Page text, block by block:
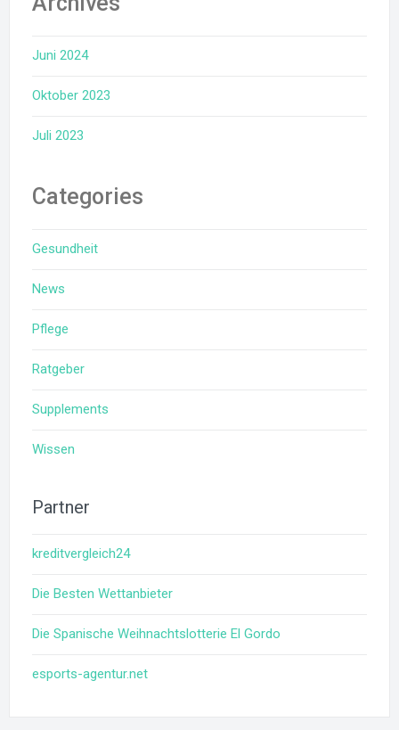
Juni 2024
Oktober 2023
Juli 2023
Categories
Gesundheit
News
Pflege
Ratgeber
Supplements
Wissen
Partner
kreditvergleich24
Die Besten Wettanbieter
Die Spanische Weihnachtslotterie El Gordo
esports-agentur.net